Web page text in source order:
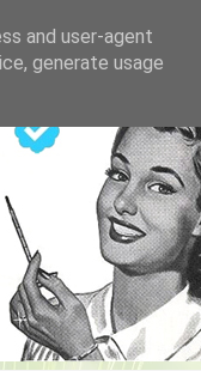
and user-agent
generate usage